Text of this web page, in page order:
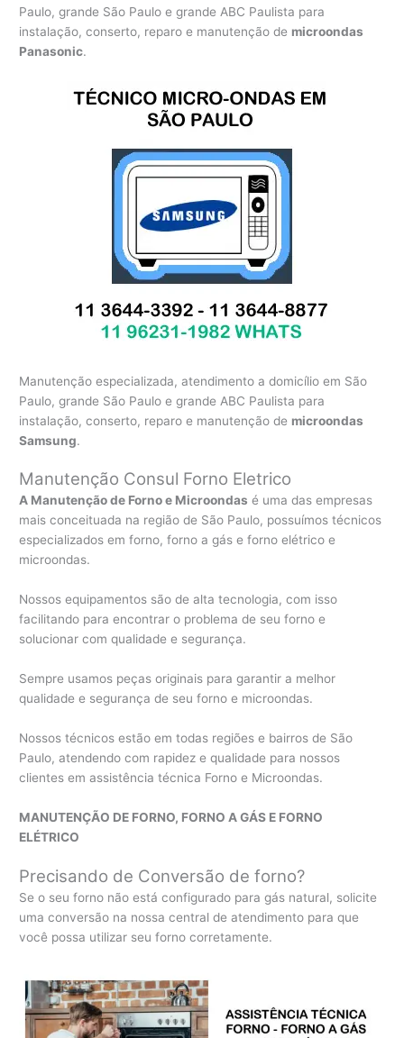
Paulo, grande São Paulo e grande ABC Paulista para
instalação, conserto, reparo e manutenção de microondas
Panasonic.
Manutenção especializada, atendimento a domicílio em São
Paulo, grande São Paulo e grande ABC Paulista para
instalação, conserto, reparo e manutenção de microondas
Samsung.
Manutenção Consul Forno Eletrico
A Manutenção de Forno e Microondas é uma das empresas
mais conceituada na região de São Paulo, possuímos técnicos
especializados em forno, forno a gás e forno elétrico e
microondas.
Nossos equipamentos são de alta tecnologia, com isso
facilitando para encontrar o problema de seu forno e
solucionar com qualidade e segurança.
Sempre usamos peças originais para garantir a melhor
qualidade e segurança de seu forno e microondas.
Nossos técnicos estão em todas regiões e bairros de São
Paulo, atendendo com rapidez e qualidade para nossos
clientes em assistência técnica Forno e Microondas.
MANUTENÇÃO DE FORNO, FORNO A GÁS E FORNO
ELÉTRICO
Precisando de Conversão de forno?
Se o seu forno não está configurado para gás natural, solicite
uma conversão na nossa central de atendimento para que
você possa utilizar seu forno corretamente.